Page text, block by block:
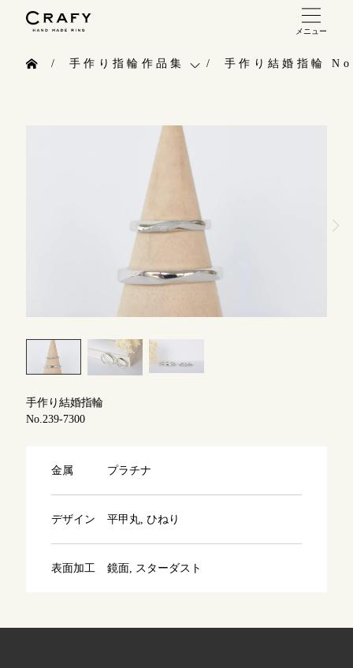
メニュー
オーダーメイド 結婚指輪・婚約指輪
工房一覧
よくあるご質問
アフターケア・保証
ブログ
手作り指輪作品集
お問い合わせ
お客様インタビュー
指輪のハンドメイド・手作り
CRAFYについて
結婚指輪手作り工房のご案内
手作り結婚指輪
手作り結婚指輪
No.239-7300
金属 プラチナ
デザイン 平甲丸, ひねり
表面加工 鏡面, スターダスト
10:00～18:00 /年中無休
年末年始は除く
来店ご予約
表参道店
吉祥寺店
川越店
軽井沢店 来店ご予約
大阪本店 来店ご予約